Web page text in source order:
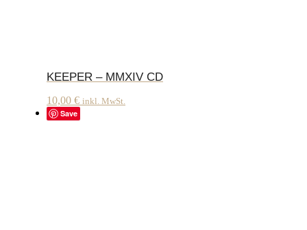
KEEPER – MMXIV CD
10,00 € inkl. MwSt.
Save